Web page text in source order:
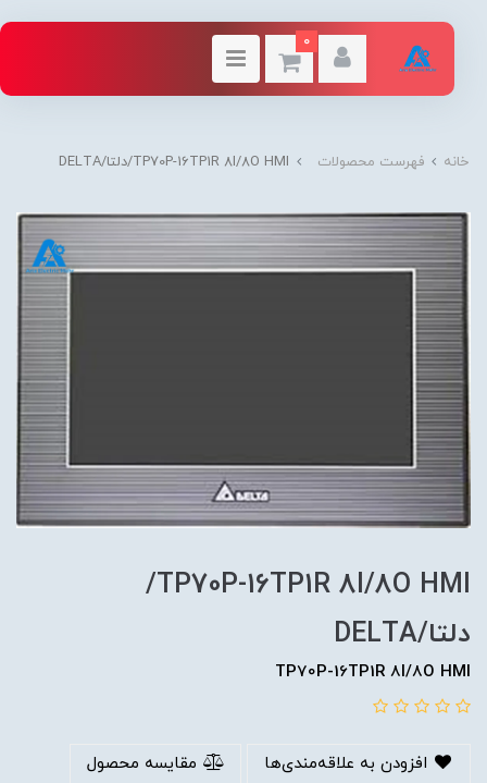
0
خانه فهرست محصولات TP70P-16TP1R 8I/8O HMI/دلتا/DELTA
TP70P-16TP1R 8I/8O HMI/
دلتا/DELTA
TP70P-16TP1R 8I/8O HMI
افزودن به علاقه‌مندی‌ها مقایسه محصول